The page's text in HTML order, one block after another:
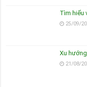
Tìm hiểu
25/09/
Xu
21/08/